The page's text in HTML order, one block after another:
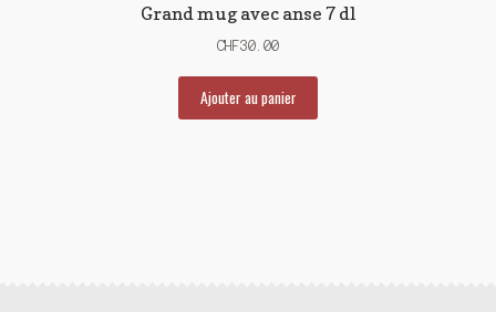
Grand mug avec anse 7 dl
CHF30.00
Ajouter au panier